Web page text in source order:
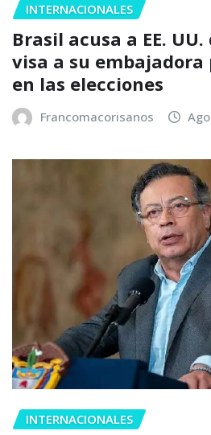
INTERNACIONALES
Brasil acusa a EE.
visa a su
en las elecciones
Francomacorisanos
INTERNACIONALES